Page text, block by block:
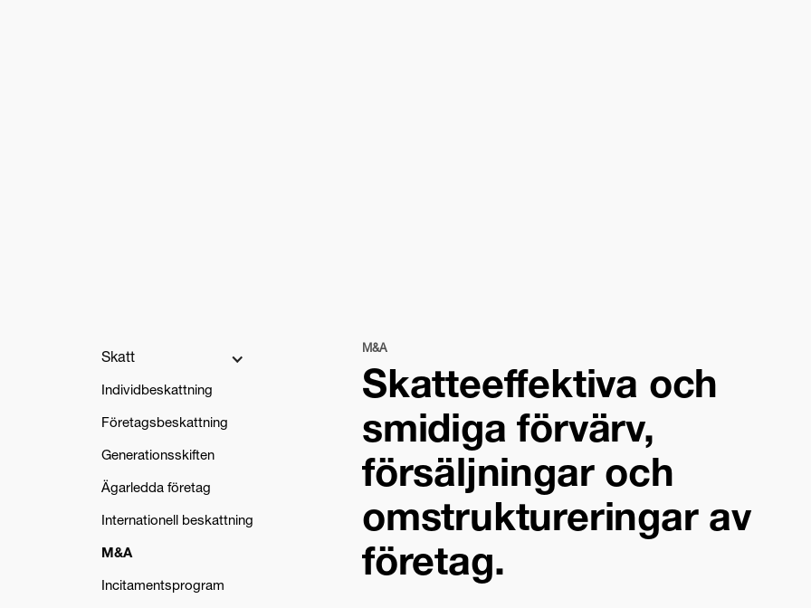
Skatt
Individbeskattning
Företagsbeskattning
Generationsskiften
Ägarledda företag
Internationell beskattning
M&A
Incitamentsprogram
M&A
Skatteeffektiva och
smidiga förvärv,
försäljningar och
omstruktureringar av
företag.